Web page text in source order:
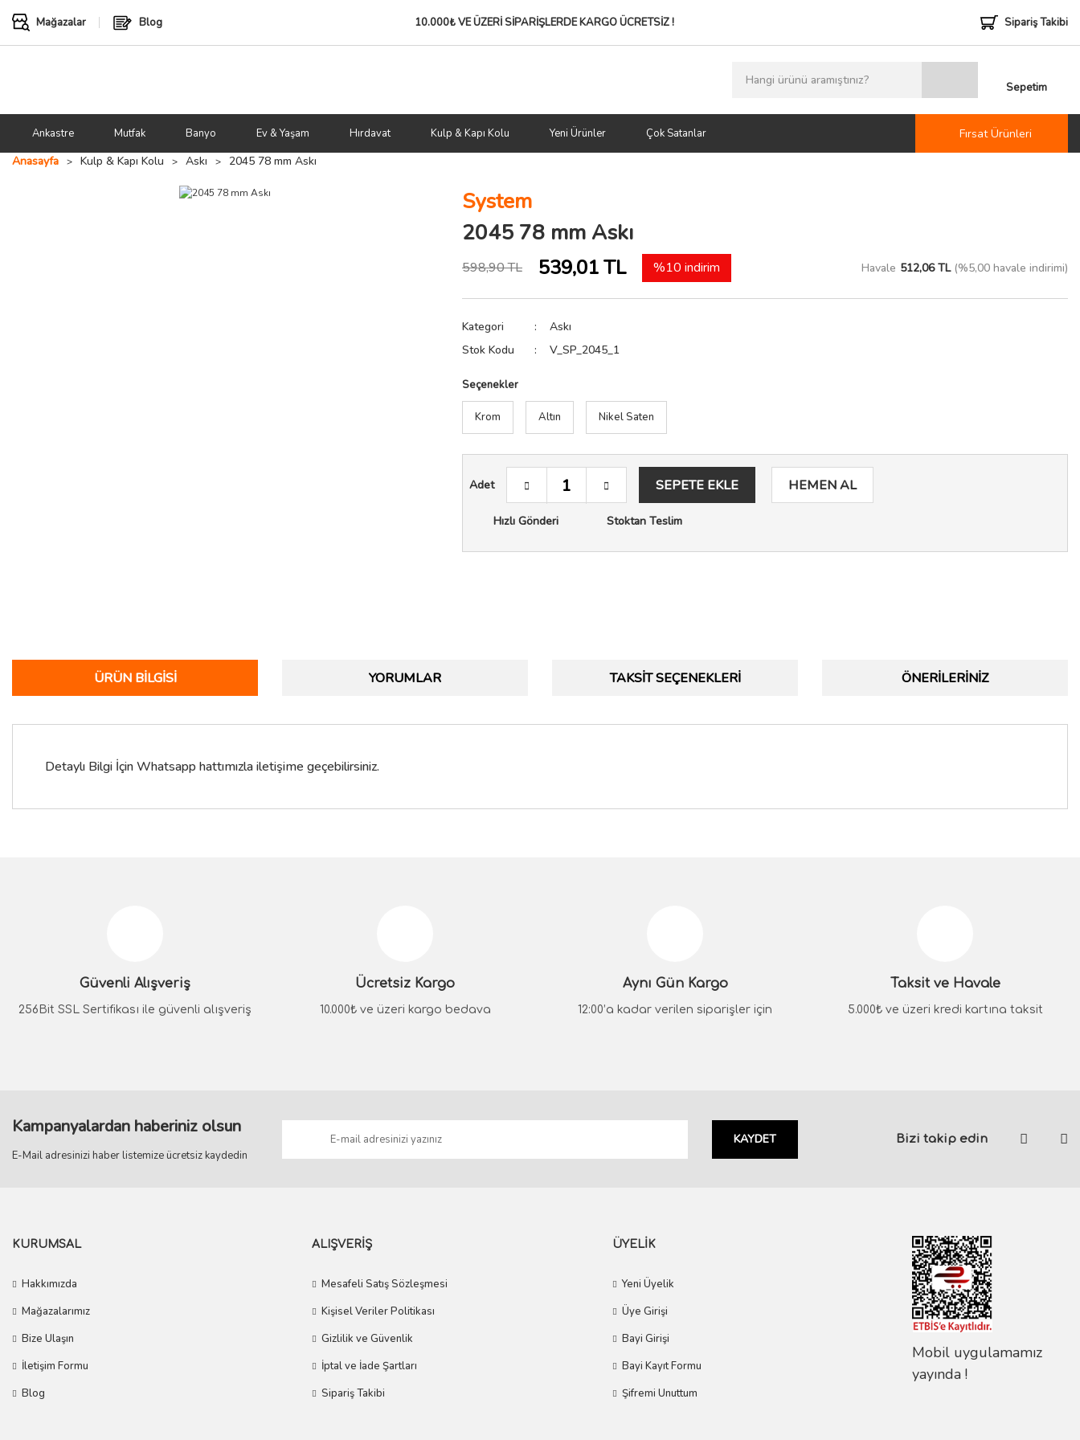
Mağazalar Blog 10.000₺ VE ÜZERİ SİPARİŞLERDEKARGO ÜCRETSİZ ! Sipariş Takibi
Sepetim
Ankastre Mutfak Banyo Ev & Yaşam Hırdavat Kulp & Kapı Kolu Yeni Ürünler Çok Satanlar
Fırsat Ürünleri
Anasayfa
Kulp & Kapı Kolu Askı 2045 78 mm Askı
System
2045 78 mm Askı
598,90 TL 539,01 TL %10 indirim Havale 512,06 TL(%5,00 havale indirimi)
Kategori
Askı
Stok Kodu
V_SP_2045_1
Seçenekler
Krom Altın Nikel Saten
Adet SEPETE EKLE HEMEN AL
Hızlı Gönderi Stoktan Teslim
ÜRÜN BILGISI YORUMLAR TAKSIT SEÇENEKLERI ÖNERILERINIZ
Detaylı Bilgi İçin Whatsapp hattımızla iletişime geçebilirsiniz.
Ürün bilgilerinde hatalar bulunuyor.
Ürün fiyatı diğer sitelerden daha pahalı.
Güvenli Alışveriş
256Bit SSL Sertifikası ile güvenli alışveriş
Ücretsiz Kargo
10.000₺ ve üzeri kargo bedava
Aynı Gün Kargo
12:00’a kadar verilen siparişler için
Taksit ve Havale
5.000₺ ve üzeri kredi kartına taksit
Kampanyalardan haberiniz olsun
E-Mail adresinizi haber listemize ücretsiz kaydedin
KAYDET Bizi takip edin
KURUMSAL
Hakkımızda
Mağazalarımız
Bize Ulaşın
İletişim Formu
Blog
ALIŞVERİŞ
Mesafeli Satış Sözleşmesi
Kişisel Veriler Politikası
Gizlilik ve Güvenlik
İptal ve İade Şartları
Sipariş Takibi
ÜYELİK
Yeni Üyelik
Üye Girişi
Bayi Girişi
Bayi Kayıt Formu
Şifremi Unuttum
Mobil uygulamamız
yayında !